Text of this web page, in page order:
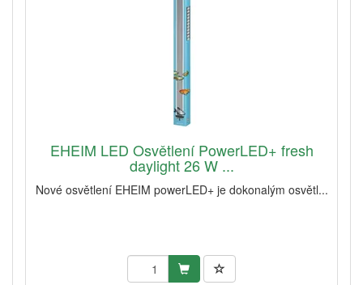
EHEIM LED Osvětlení PowerLED+ fresh
daylight 26 W ...
Nové osvětlení EHEIM powerLED+ je dokonalým osvětl...